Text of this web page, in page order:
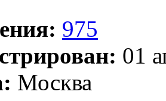
975
01
Москва